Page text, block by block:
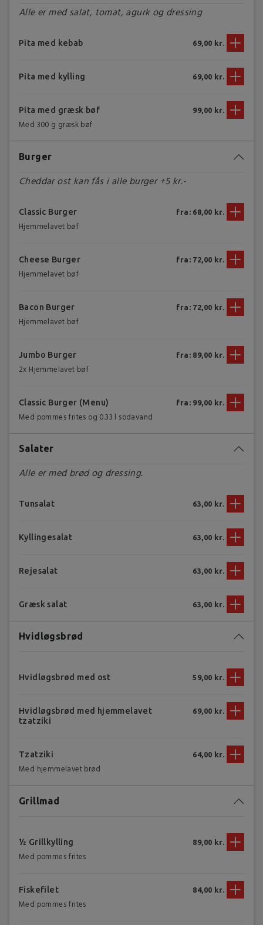
Alle er med salat, tomat, agurk og dressing
Pita med kebab 69,00 kr.
Pita med kylling 69,00 kr.
Pita med græsk bøf
Med 300 g græsk bøf
99,00 kr.
Burger
Cheddar ost kan fås i alle burger +5 kr.-
Classic Burger
Hjemmelavet bøf
fra: 68,00 kr.
Cheese Burger
Hjemmelavet bøf
fra: 72,00 kr.
Bacon Burger
Hjemmelavet bøf
fra: 72,00 kr.
Jumbo Burger
2x Hjemmelavet bøf
fra: 89,00 kr.
Classic Burger (Menu)
Med pommes frites og 0.33 l sodavand
fra: 99,00 kr.
Salater
Alle er med brød og dressing.
Tunsalat 63,00 kr.
Kyllingesalat 63,00 kr.
Rejesalat 63,00 kr.
Græsk salat 63,00 kr.
Hvidløgsbrød
Hvidløgsbrød med ost 59,00 kr.
Hvidløgsbrød med hjemmelavet
tzatziki
69,00 kr.
Tzatziki
Med hjemmelavet brød
64,00 kr.
Grillmad
½ Grillkylling
Med pommes frites
89,00 kr.
Fiskefilet
Med pommes frites
84,00 kr.